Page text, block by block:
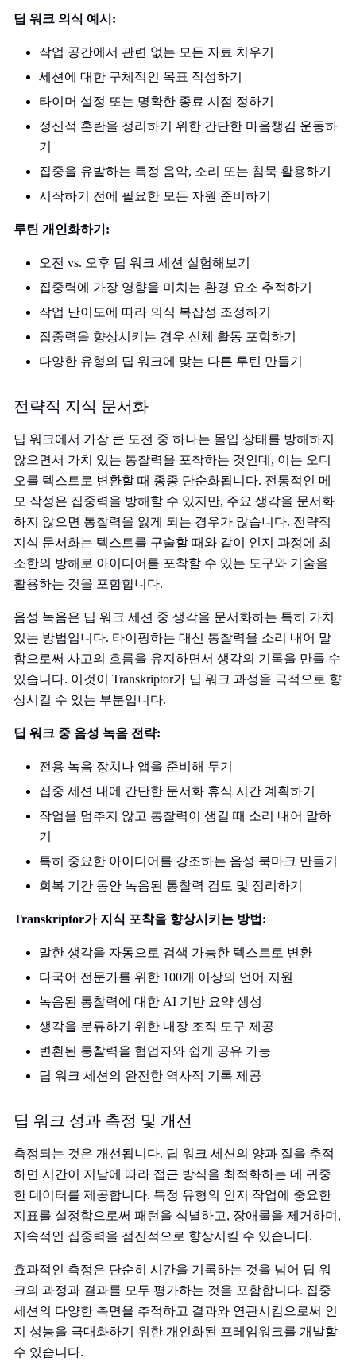
딥 워크 의식 예시:
작업 공간에서 관련 없는 모든 자료 치우기
세션에 대한 구체적인 목표 작성하기
타이머 설정 또는 명확한 종료 시점 정하기
정신적 혼란을 정리하기 위한 간단한 마음챙김 운동하
기
집중을 유발하는 특정 음악, 소리 또는 침묵 활용하기
시작하기 전에 필요한 모든 자원 준비하기
루틴 개인화하기:
오전 vs. 오후 딥 워크 세션 실험해보기
집중력에 가장 영향을 미치는 환경 요소 추적하기
작업 난이도에 따라 의식 복잡성 조정하기
집중력을 향상시키는 경우 신체 활동 포함하기
다양한 유형의 딥 워크에 맞는 다른 루틴 만들기
전략적 지식 문서화
딥 워크에서 가장 큰 도전 중 하나는 몰입 상태를 방해하지
않으면서 가치 있는 통찰력을 포착하는 것인데, 이는 오디
오를 텍스트로 변환할 때 종종 단순화됩니다. 전통적인 메
모 작성은 집중력을 방해할 수 있지만, 주요 생각을 문서화
하지 않으면 통찰력을 잃게 되는 경우가 많습니다. 전략적
지식 문서화는 텍스트를 구술할 때와 같이 인지 과정에 최
소한의 방해로 아이디어를 포착할 수 있는 도구와 기술을
활용하는 것을 포함합니다.
음성 녹음은 딥 워크 세션 중 생각을 문서화하는 특히 가치
있는 방법입니다. 타이핑하는 대신 통찰력을 소리 내어 말
함으로써 사고의 흐름을 유지하면서 생각의 기록을 만들 수
있습니다. 이것이 Transkriptor가 딥 워크 과정을 극적으로 향
상시킬 수 있는 부분입니다.
딥 워크 중 음성 녹음 전략:
전용 녹음 장치나 앱을 준비해 두기
집중 세션 내에 간단한 문서화 휴식 시간 계획하기
작업을 멈추지 않고 통찰력이 생길 때 소리 내어 말하
기
특히 중요한 아이디어를 강조하는 음성 북마크 만들기
회복 기간 동안 녹음된 통찰력 검토 및 정리하기
Transkriptor가 지식 포착을 향상시키는 방법:
말한 생각을 자동으로 검색 가능한 텍스트로 변환
다국어 전문가를 위한 100개 이상의 언어 지원
녹음된 통찰력에 대한 AI 기반 요약 생성
생각을 분류하기 위한 내장 조직 도구 제공
변환된 통찰력을 협업자와 쉽게 공유 가능
딥 워크 세션의 완전한 역사적 기록 제공
딥 워크 성과 측정 및 개선
측정되는 것은 개선됩니다. 딥 워크 세션의 양과 질을 추적
하면 시간이 지남에 따라 접근 방식을 최적화하는 데 귀중
한 데이터를 제공합니다. 특정 유형의 인지 작업에 중요한
지표를 설정함으로써 패턴을 식별하고, 장애물을 제거하며,
지속적인 집중력을 점진적으로 향상시킬 수 있습니다.
효과적인 측정은 단순히 시간을 기록하는 것을 넘어 딥 워
크의 과정과 결과를 모두 평가하는 것을 포함합니다. 집중
세션의 다양한 측면을 추적하고 결과와 연관시킴으로써 인
지 성능을 극대화하기 위한 개인화된 프레임워크를 개발할
수 있습니다.